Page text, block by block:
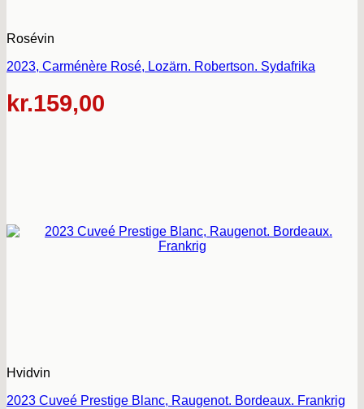
Rosévin
2023, Carménère Rosé, Lozärn. Robertson. Sydafrika
kr.159,00
Hvidvin
2023 Cuveé Prestige Blanc, Raugenot. Bordeaux. Frankrig